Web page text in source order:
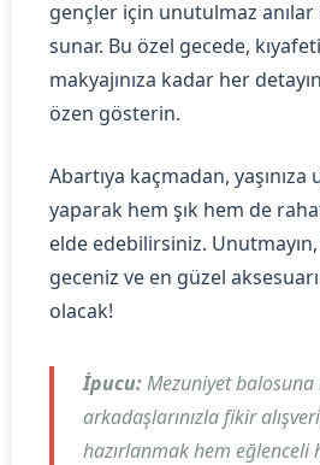
gençler için unutulmaz anılar
sunar. Bu özel gecede,
makyajınıza kadar her
özen gösterin.
Abartıya kaçmadan,
yaparak hem şık hem de
elde edebilirsiniz.
geceniz ve en güzel
olacak!
İpucu:Mezuniyet balosuna
arkadaşlarınızla fikir
hazırlanmak hem eğlenceli